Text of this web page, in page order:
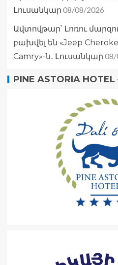
Լուսանկար 08/08/2026
Ավտովթար՝ Լոռու
բախվել են «Jeep
Camry»-ն․ Լուսանկար 08/
PINE ASTORIA HOTEL